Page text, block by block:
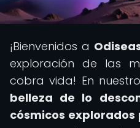
¡Bienvenidos a
exploración de las
cobra vida! En
belleza de lo
cósmicos